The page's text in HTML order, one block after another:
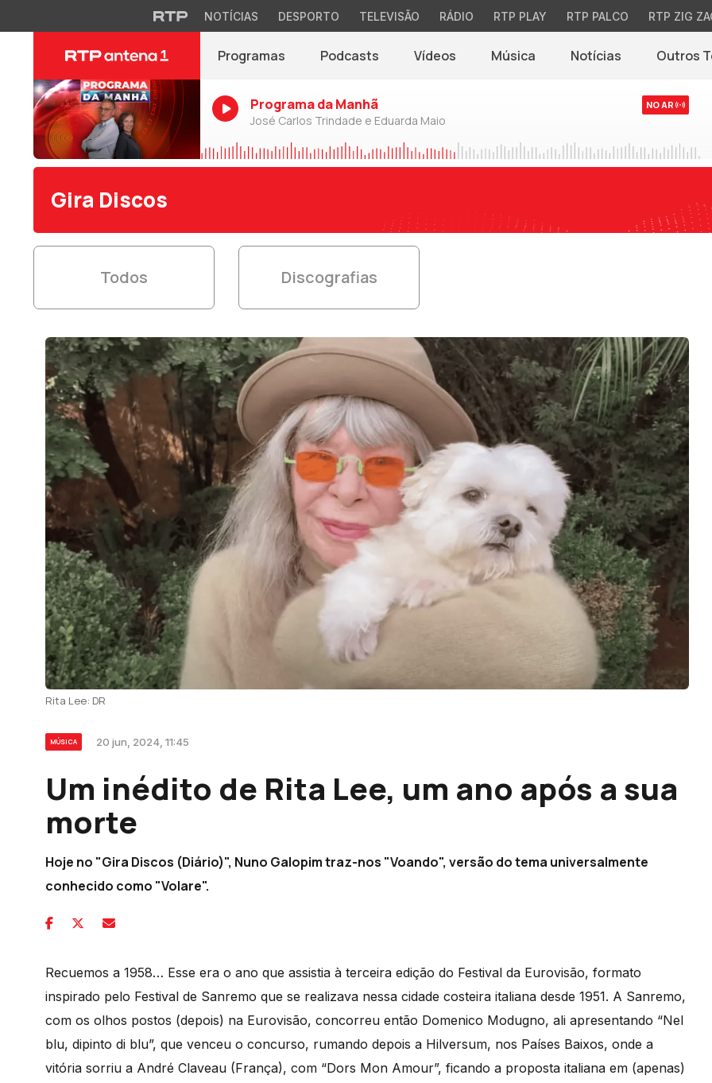
NOTÍCIAS DESPORTO TELEVISÃO RÁDIO RTP PLAY RTP PALCO RTP ZIG
Programas Podcasts Vídeos Música Notícias(abre em nova
Outros
Programa da Manhã
José Carlos Trindade e Eduarda Maio
NO AR
Gira Discos
Todos Discografias
Rita Lee: DR
MÚSICA 20 jun, 2024, 11:45
Um inédito de Rita Lee, um ano após a sua
morte
Hoje no "Gira Discos (Diário)", Nuno Galopim traz-nos "Voando", versão do tema universalmente
conhecido como "Volare".
Recuemos a 1958… Esse era o ano que assistia à terceira edição do Festival da Eurovisão, formato
inspirado pelo Festival de Sanremo que se realizava nessa cidade costeira italiana desde 1951. A Sanremo,
com os olhos postos (depois) na Eurovisão, concorreu então Domenico Modugno, ali apresentando “Nel
blu, dipinto di blu”, que venceu o concurso, rumando depois a Hilversum, nos Países Baixos, onde a
vitória sorriu a André Claveau (França), com “Dors Mon Amour”, ficando a proposta italiana em (apenas)